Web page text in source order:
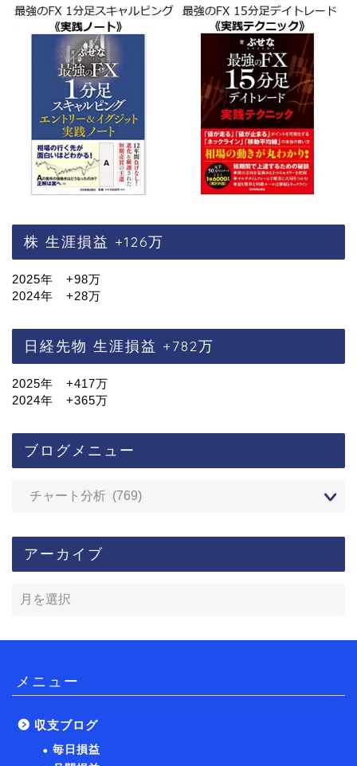
株 生涯損益 +126万
2025年 +98万
2024年 +28万
日経先物 生涯損益 +782万
2025年 +417万
2024年 +365万
ブログメニュー
アーカイブ
メニュー
収支ブログ
毎日損益